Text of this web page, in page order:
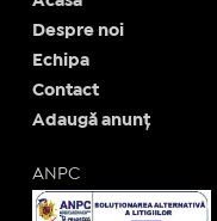
Despre noi
Echipa
Contact
Adaugă anunț
ANPC